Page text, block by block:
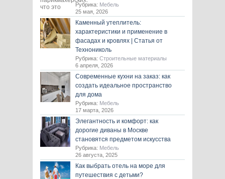
Рубрика: Мебель
25 мая, 2026
Каменный утеплитель:
характеристики и применение в
фасадах и кровлях | Статья от
Технониколь
Рубрика: Строительные материалы
6 апреля, 2026
Современные кухни на заказ: как
создать идеальное пространство
для дома
Рубрика: Мебель
17 марта, 2026
Элегантность и комфорт: как
дорогие диваны в Москве
становятся предметом искусства
Рубрика: Мебель
26 августа, 2025
Как выбрать отель на море для
путешествия с детьми?